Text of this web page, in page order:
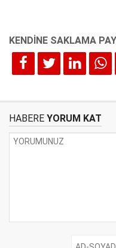
HABERE YORUM KAT